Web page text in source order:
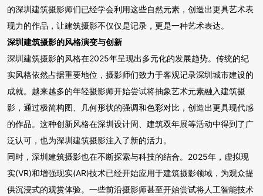
的深圳建筑摄影师们已经学会利用这些自然元素，创造出更具艺术表
现力的作品，让建筑摄影不仅仅是记录，更是一种艺术表达。
深圳建筑摄影的风格演变与创新
深圳建筑摄影的风格在2025年呈现出多元化的发展趋势。传统的纪
实风格依然占据重要地位，摄影师们致力于客观记录深圳城市建设的
成就。越来越多的年轻摄影师开始尝试将抽象艺术元素融入建筑摄
影，通过极简构图、几何形状的强调和色彩对比，创造出更具现代感
的作品。这种创新风格在深圳设计周、建筑双年展等活动中得到了广
泛认可，也为深圳建筑摄影注入了新的活力。
同时，深圳建筑摄影也在不断探索与科技的结合。2025年，虚拟现
实(VR)和增强现实(AR)技术已经开始应用于建筑摄影领域，为观众提
供沉浸式的观赏体验。一些前沿摄影师甚至开始尝试将人工智能技术